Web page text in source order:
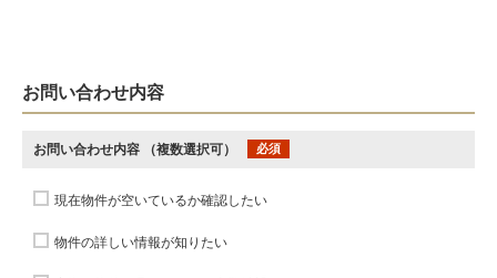
お問い合わせ内容
お問い合わせ内容 （複数選択可） 必須
現在物件が空いているか確認したい
物件の詳しい情報が知りたい